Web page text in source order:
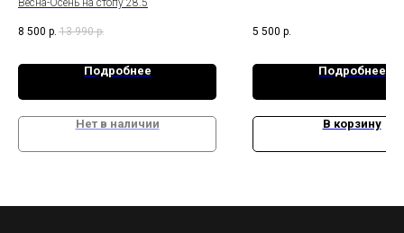
Весна-Осень на стопу 28.5
8 500 р. 13 990 р.
Подробнее
Нет в наличии
5 500 р.
Подробнее
В корзину